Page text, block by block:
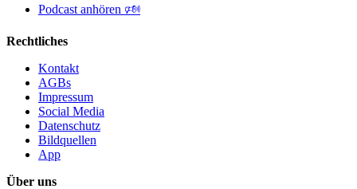
Podcast anhören 🕬
Rechtliches
Kontakt
AGBs
Impressum
Social Media
Datenschutz
Bildquellen
App
Über uns